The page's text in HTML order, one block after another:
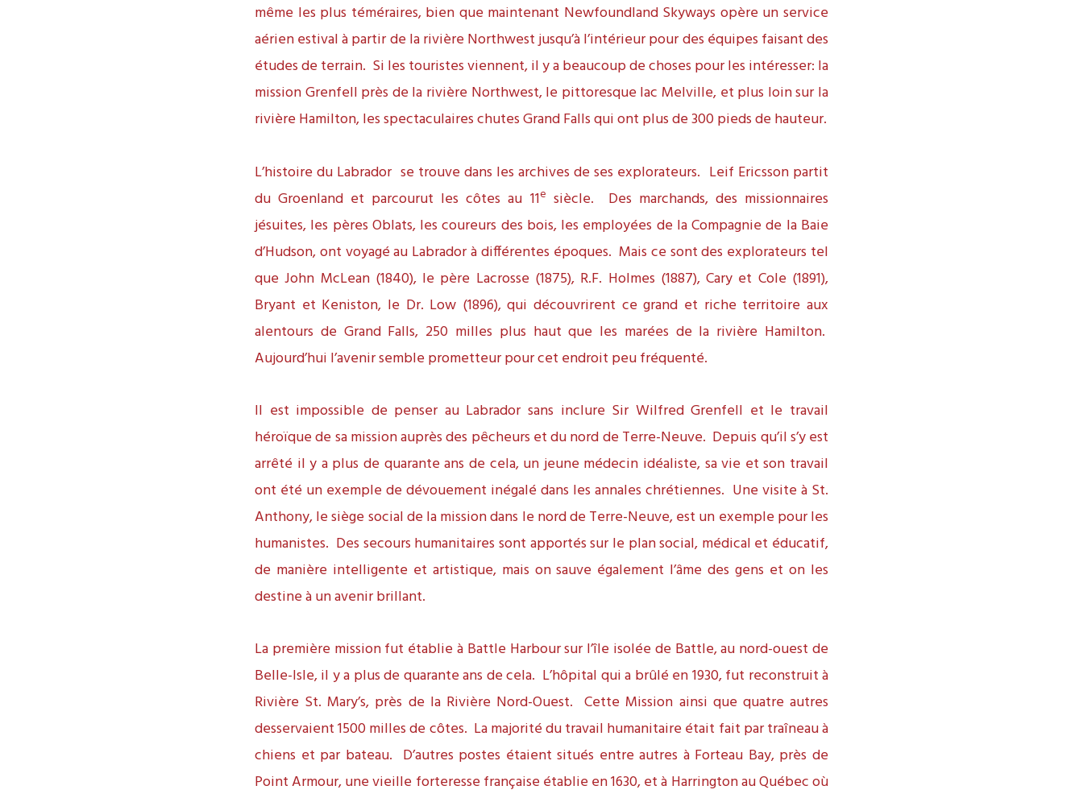
même les plus téméraires, bien que maintenant Newfoundland Skyways opère un service
aérien estival à partir de la rivière Northwest jusqu’à l’intérieur pour des équipes faisant des
études de terrain. Si les touristes viennent, il y a beaucoup de choses pour les intéresser: la
mission Grenfell près de la rivière Northwest, le pittoresque lac Melville, et plus loin sur la
rivière Hamilton, les spectaculaires chutes Grand Falls qui ont plus de 300 pieds de hauteur.
L’histoire du Labrador se trouve dans les archives de ses explorateurs. Leif Ericsson partit
du Groenland et parcourut les côtes au 11e siècle. Des marchands, des missionnaires
jésuites, les pères Oblats, les coureurs des bois, les employées de la Compagnie de la Baie
d’Hudson, ont voyagé au Labrador à différentes époques. Mais ce sont des explorateurs tel
que John McLean (1840), le père Lacrosse (1875), R.F. Holmes (1887), Cary et Cole (1891),
Bryant et Keniston, le Dr. Low (1896), qui découvrirent ce grand et riche territoire aux
alentours de Grand Falls, 250 milles plus haut que les marées de la rivière Hamilton.
Aujourd’hui l’avenir semble prometteur pour cet endroit peu fréquenté.
Il est impossible de penser au Labrador sans inclure Sir Wilfred Grenfell et le travail
héroïque de sa mission auprès des pêcheurs et du nord de Terre-Neuve. Depuis qu’il s’y est
arrêté il y a plus de quarante ans de cela, un jeune médecin idéaliste, sa vie et son travail
ont été un exemple de dévouement inégalé dans les annales chrétiennes. Une visite à St.
Anthony, le siège social de la mission dans le nord de Terre-Neuve, est un exemple pour les
humanistes. Des secours humanitaires sont apportés sur le plan social, médical et éducatif,
de manière intelligente et artistique, mais on sauve également l’âme des gens et on les
destine à un avenir brillant.
La première mission fut établie à Battle Harbour sur l’île isolée de Battle, au nord-ouest de
Belle-Isle, il y a plus de quarante ans de cela. L’hôpital qui a brûlé en 1930, fut reconstruit à
Rivière St. Mary’s, près de la Rivière Nord-Ouest. Cette Mission ainsi que quatre autres
desservaient 1500 milles de côtes. La majorité du travail humanitaire était fait par traîneau à
chiens et par bateau. D’autres postes étaient situés entre autres à Forteau Bay, près de
Point Armour, une vieille forteresse française établie en 1630, et à Harrington au Québec où